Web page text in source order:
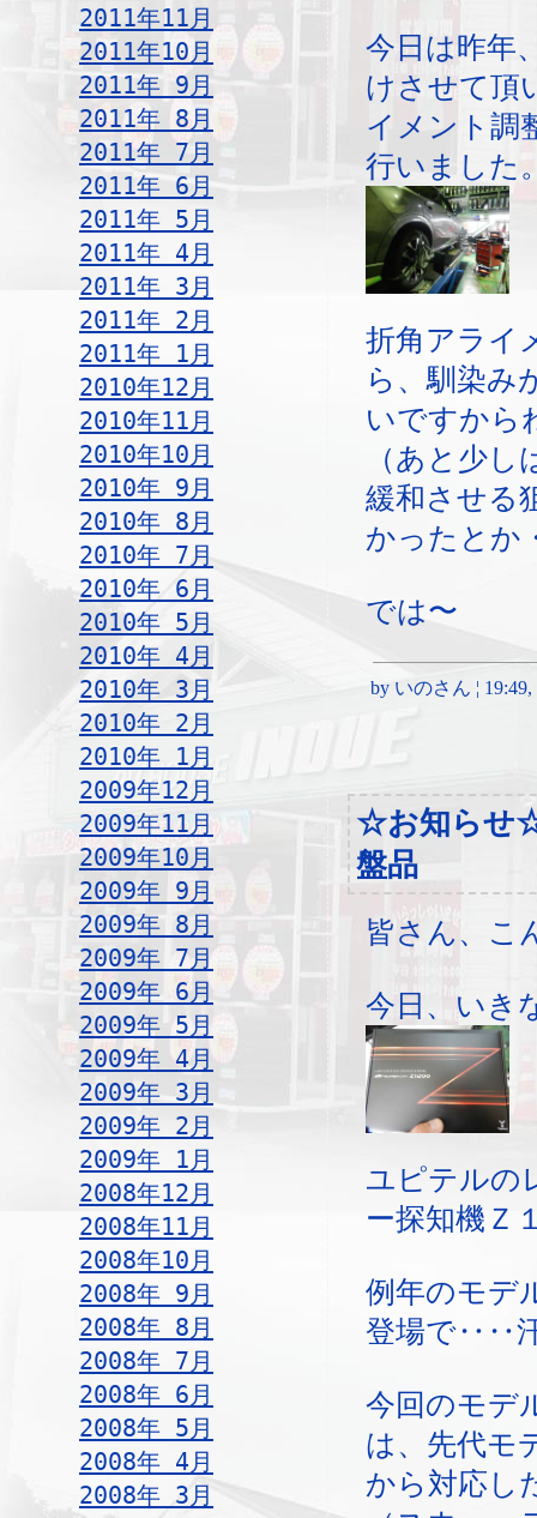
2011年11月
2011年10月
2011年 9月
2011年 8月
2011年 7月
2011年 6月
2011年 5月
2011年 4月
2011年 3月
2011年 2月
2011年 1月
2010年12月
2010年11月
2010年10月
2010年 9月
2010年 8月
2010年 7月
2010年 6月
2010年 5月
2010年 4月
2010年 3月
2010年 2月
2010年 1月
2009年12月
2009年11月
2009年10月
2009年 9月
2009年 8月
2009年 7月
2009年 6月
2009年 5月
2009年 4月
2009年 3月
2009年 2月
2009年 1月
2008年12月
2008年11月
2008年10月
2008年 9月
2008年 8月
2008年 7月
2008年 6月
2008年 5月
2008年 4月
2008年 3月
今日は昨年
けさせて頂
イメント調
行いました
折角アライ
ら、馴染み
いですから
（あと少
緩和させる
かったとか
では〜
by いのさん ¦ 19:49,
☆お知ら
盤品
皆さん、こ
今日、いき
ユピテルの
ー探知機Ｚ
例年のモデ
登場で‥‥
今回のモデ
は、先代モ
から対応し